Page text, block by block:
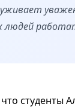
людей
студенты